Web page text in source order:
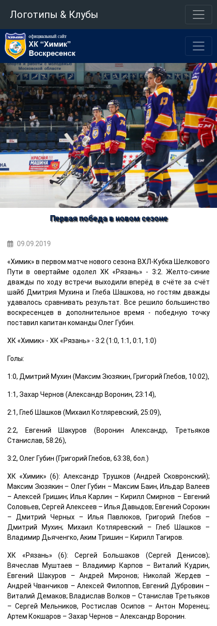
Логотипы & Клубы
Первая победа в новом сезоне
09.09.2019
«Химик» в первом матче нового сезона ВХЛ-Кубка Шелкового
Пути в овертайме одолел ХК «Рязань» - 3:2. Желто-синие
дважды по ходу встречи выходили вперёд в счёте за счёт
шайб Дмитрия Мухина и Глеба Шашкова, но гостям дважды
удавалось сравнивать результат. Все решило большинство
воскресенцев в дополнительное время - победную точку
поставил капитан команды Олег Губин.
ХК «Химик» - ХК «Рязань» - 3:2 (1:0, 1:1, 0:1, 1:0)
Голы:
1:0, Дмитрий Мухин (Максим Зюзякин, Григорий Глебов, 10:02),
1:1, Захар Чернов (Александр Воронин, 23:14),
2:1, Глеб Шашков (Михаил Котляревский, 25:09),
2:2, Евгений Шакуров (Воронин Александр, Третьяков
Станислав, 58:26),
3:2, Олег Губин (Григорий Глебов, 63:38, бол.)
ХК «Химик» (6): Александр Трушков (Андрей Сковронский);
Максим Зюзякин – Олег Губин – Максим Баин, Ильдар Валеев
– Алексей Гришин; Илья Карлин – Кирилл Смирнов – Евгений
Соловьев, Сергей Алексеев – Илья Давыдов; Евгений Сорокин
– Дмитрий Черных – Илья Павлюков, Григорий Глебов –
Дмитрий Мухин; Михаил Котляревский – Глеб Шашков –
Владимир Дьяченгко, Аким Тришин – Кирилл Тагиров.
ХК «Рязань» (6): Сергей Большаков (Сергей Денисов);
Вячеслав Муштаев – Владимир Карпов – Виталий Кудрин,
Евгений Шакуров – Андрей Миронов; Николай Жердев –
Андрей Чванчиков – Алексей Филоппов, Евгений Дубровин –
Виталий Демаков; Владислав Волков – Станислав Третьяков
– Сергей Мельников, Ростислав Осипов – Антон Моренец;
Артем Кокшаров – Захар Чернов – Александр Воронин.